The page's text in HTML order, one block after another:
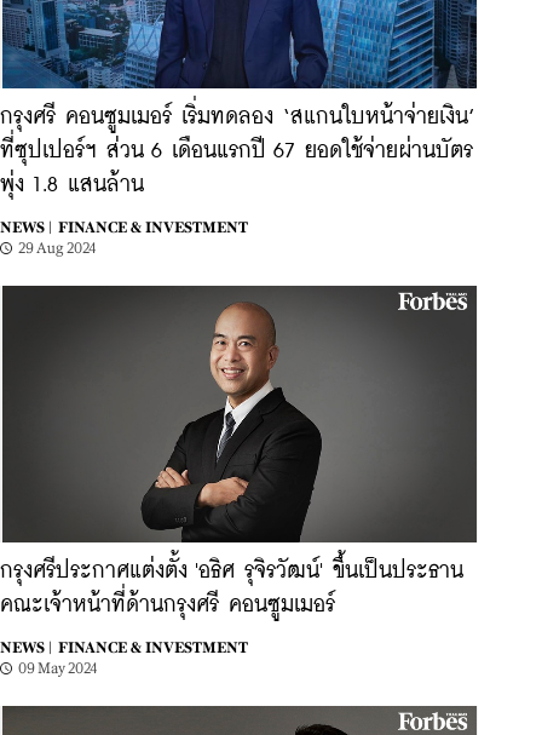
กรุงศรี คอนซูมเมอร์ เริ่มทดลอง ‘สแกนใบหน้าจ่ายเงิน’
ที่ซุปเปอร์ฯ ส่วน 6 เดือนแรกปี 67 ยอดใช้จ่ายผ่านบัตร
พุ่ง 1.8 แสนล้าน
NEWS |
FINANCE & INVESTMENT
29 Aug 2024
กรุงศรีประกาศแต่งตั้ง 'อธิศ รุจิรวัฒน์' ขึ้นเป็นประธาน
คณะเจ้าหน้าที่ด้านกรุงศรี คอนซูมเมอร์
NEWS |
FINANCE & INVESTMENT
09 May 2024